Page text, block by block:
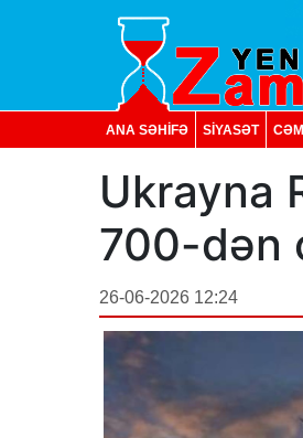
ANA SƏHİFƏ SİYASƏT
Ukrayna
700-dən
26-06-2026 12:24